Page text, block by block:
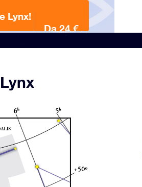
Lynx!
Da 24 €